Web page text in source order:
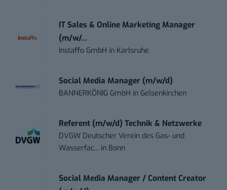
IT Sales & Online Marketing Manager
(m/w/...
Instaffo GmbH in Karlsruhe
Social Media Manager (m/w/d)
BANNERKÖNIG GmbH in Gelsenkirchen
Referent (m/w/d) Technik & Netzwerke
DVGW Deutscher Verein des Gas- und
Wasserfac... in Bonn
Social Media Manager / Content Creator